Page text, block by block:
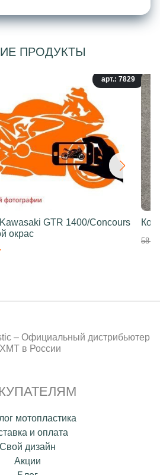
ПРОДУКТЫ
арт.: 7829
GTR 1400/Concours
окрас
58
– Официальный дистрибьютер
в России
мотопластика
и оплата
Свой дизайн
Акции